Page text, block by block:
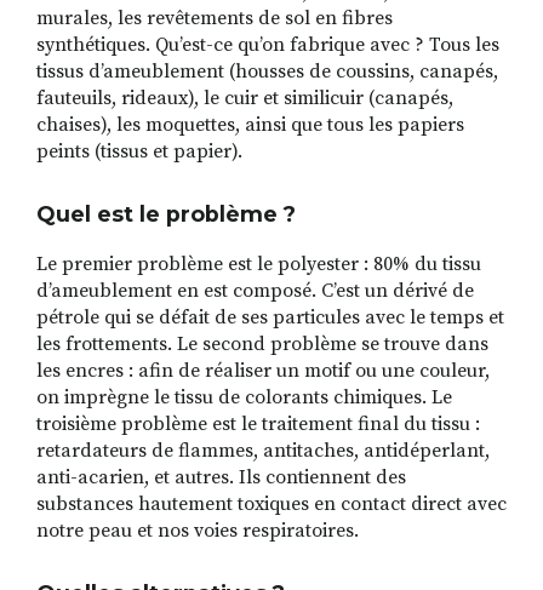
murales, les revêtements de sol en fibres
synthétiques. Qu’est-ce qu’on fabrique avec ? Tous les
tissus d’ameublement (housses de coussins, canapés,
fauteuils, rideaux), le cuir et similicuir (canapés,
chaises), les moquettes, ainsi que tous les papiers
peints (tissus et papier).
Quel est le problème ?
Le premier problème est le polyester : 80% du tissu
d’ameublement en est composé. C’est un dérivé de
pétrole qui se défait de ses particules avec le temps et
les frottements. Le second problème se trouve dans
les encres : afin de réaliser un motif ou une couleur,
on imprègne le tissu de colorants chimiques. Le
troisième problème est le traitement final du tissu :
retardateurs de flammes, antitaches, antidéperlant,
anti-acarien, et autres. Ils contiennent des
substances hautement toxiques en contact direct avec
notre peau et nos voies respiratoires.